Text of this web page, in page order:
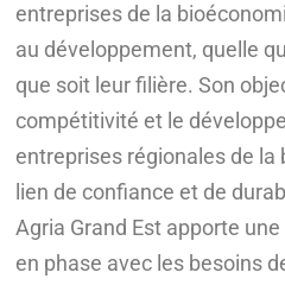
entreprises de la
au développement, quelle
que soit leur filière. Son
compétitivité et le
entreprises régionales de la
lien de confiance et de
Agria Grand Est apporte
en phase avec les besoins